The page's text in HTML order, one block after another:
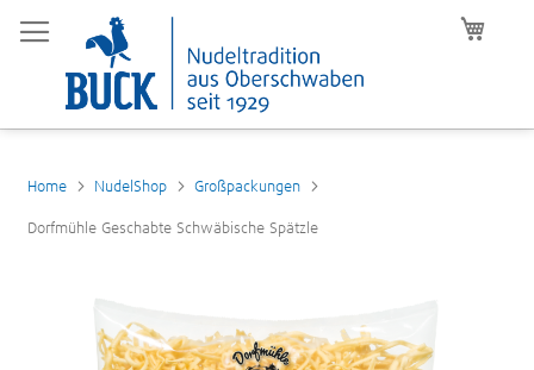
Home NudelShop Großpackungen
Dorfmühle Geschabte Schwäbische Spätzle